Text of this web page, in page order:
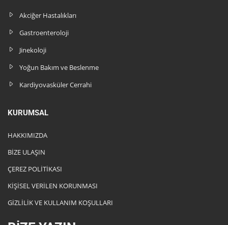
Akciğer Hastalıkları
Gastroenteroloji
Jinekoloji
Yoğun Bakım ve Beslenme
Kardiyovasküler Cerrahi
KURUMSAL
HAKKIMIZDA
BİZE ULAŞIN
ÇEREZ POLİTİKASI
KİŞİSEL VERİLEN KORUNMASI
GİZLİLİK VE KULLANIM KOŞULLARI